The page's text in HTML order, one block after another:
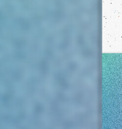
저자 : 고명환출판사 : 라
핵심 요약 : 고전은 시대
가 지난 10년간 고전에
풀어낸 인문 에세이입니
수 있는 삶의 태도를 자
미 이치로, 고가 후미타
시선 때문에 쉽게 흔들리